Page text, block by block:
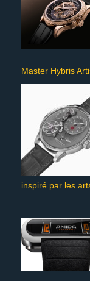
Master Hybris
inspiré par les